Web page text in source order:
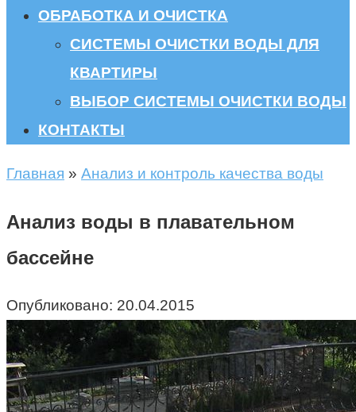
ОБРАБОТКА И ОЧИСТКА
СИСТЕМЫ ОЧИСТКИ ВОДЫ ДЛЯ
КВАРТИРЫ
ВЫБОР СИСТЕМЫ ОЧИСТКИ ВОДЫ
КОНТАКТЫ
Главная » Анализ и контроль качества воды
Анализ воды в плавательном
бассейне
Опубликовано: 20.04.2015